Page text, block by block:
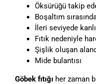
Öksürüğü takip
Boşaltım
İleri seviyede
Fıtık nedeniyle
Şişlik oluşan
Mide bulantısı
Göbek fıtığıher zaman